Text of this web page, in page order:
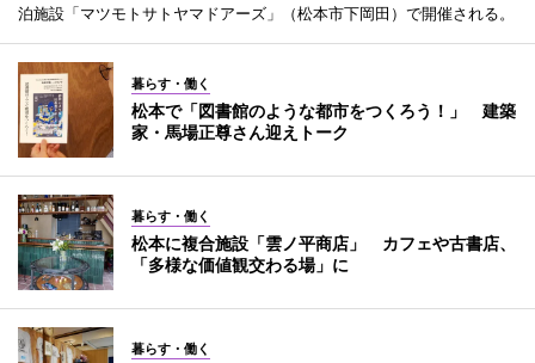
泊施設「マツモトサトヤマドアーズ」（松本市下岡田）で開催される。
暮らす・働く
松本で「図書館のような都市をつくろう！」 建築
家・馬場正尊さん迎えトーク
暮らす・働く
松本に複合施設「雲ノ平商店」 カフェや古書店、
「多様な価値観交わる場」に
暮らす・働く